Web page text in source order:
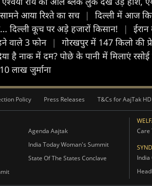
सामने आया रिश्ते का सच |
दिल्ली में आज
दिल्ली कूच पर अड़े हजारों किसान! |
वाले 3 फोन |
गोरखपुर में 147 किलो की
है नाक में दम? पोछे के पानी में मिलाएं
लाख जुर्माना
Policy Press Releases T&Cs for AajTak
Agenda Aajtak
India Today Woman's Summit
State Of The States Conclave
Care
India